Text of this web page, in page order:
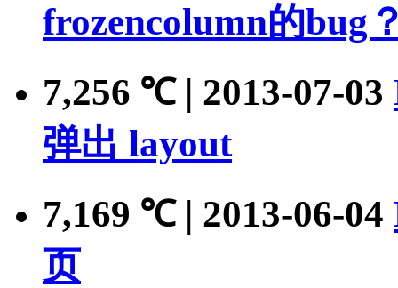
frozencolumn的bug
7,256 ℃ | 2013-07-03
弹出 layout
7,169 ℃ | 2013-06-04
页